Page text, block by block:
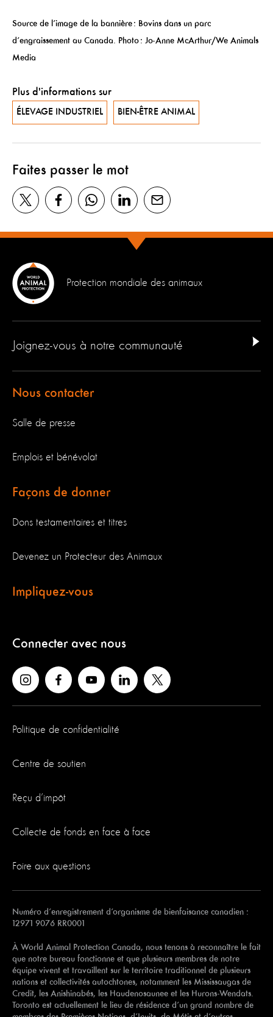
Source de l’image de la bannière : Bovins dans un parc
d’engraissement au Canada. Photo : Jo-Anne McArthur/We Animals
Media
Plus d'informations sur
ÉLEVAGE INDUSTRIEL BIEN-ÊTRE ANIMAL
Faites passer le mot
Protection mondiale des animaux
Joignez-vous à notre communauté
Nous contacter
Salle de presse
Emplois et bénévolat
Façons de donner
Dons testamentaires et titres
Devenez un Protecteur des Animaux
Impliquez-vous
Connecter avec nous
Politique de confidentialité
Centre de soutien
Reçu d’impôt
Collecte de fonds en face à face
Foire aux questions
Numéro d’enregistrement d’organisme de bienfaisance canadien :
12971 9076 RR0001
À World Animal Protection Canada, nous tenons à reconnaître le fait
que notre bureau fonctionne et que plusieurs membres de notre
équipe vivent et travaillent sur le territoire traditionnel de plusieurs
nations et collectivités autochtones, notamment les Mississaugas de
Credit, les Anishinabés, les Haudenosaunee et les Hurons-Wendats.
Toronto est actuellement le lieu de résidence d’un grand nombre de